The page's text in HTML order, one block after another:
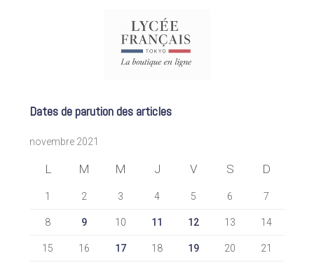
Dates de parution des articles
novembre 2021
L M M J V S D
1 2 3 4 5 6 7
8 9 10 11 12 13 14
15 16 17 18 19 20 21